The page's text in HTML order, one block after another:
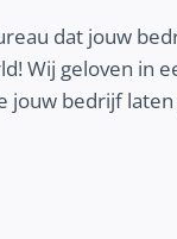
dat jouw
Wij geloven in
jouw bedrijf laten